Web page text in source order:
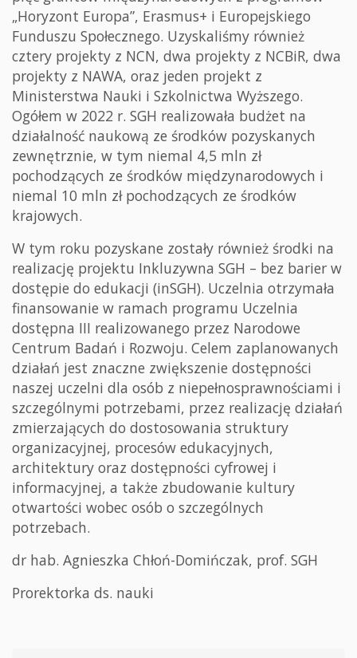
„Horyzont Europa”, Erasmus+ i Europejskiego
Funduszu Społecznego. Uzyskaliśmy również
cztery projekty z NCN, dwa projekty z NCBiR, dwa
projekty z NAWA, oraz jeden projekt z
Ministerstwa Nauki i Szkolnictwa Wyższego.
Ogółem w 2022 r. SGH realizowała budżet na
działalność naukową ze środków pozyskanych
zewnętrznie, w tym niemal 4,5 mln zł
pochodzących ze środków międzynarodowych i
niemal 10 mln zł pochodzących ze środków
krajowych.
W tym roku pozyskane zostały również środki na
realizację projektu Inkluzywna SGH – bez barier w
dostępie do edukacji (inSGH). Uczelnia otrzymała
finansowanie w ramach programu Uczelnia
dostępna III realizowanego przez Narodowe
Centrum Badań i Rozwoju. Celem zaplanowanych
działań jest znaczne zwiększenie dostępności
naszej uczelni dla osób z niepełnosprawnościami i
szczególnymi potrzebami, przez realizację działań
zmierzających do dostosowania struktury
organizacyjnej, procesów edukacyjnych,
architektury oraz dostępności cyfrowej i
informacyjnej, a także zbudowanie kultury
otwartości wobec osób o szczególnych
potrzebach.
dr hab. Agnieszka Chłoń-Domińczak, prof. SGH
Prorektorka ds. nauki